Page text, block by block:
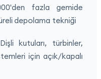
fazla gemide
depolama tekniği
kutuları, türbinler,
için açık/kapalı